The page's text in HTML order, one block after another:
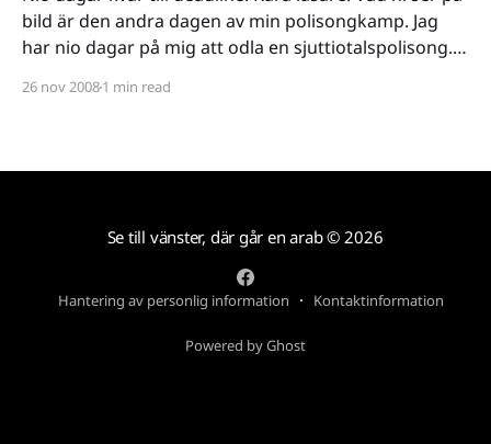
bild är den andra dagen av min polisongkamp. Jag
har nio dagar på mig att odla en sjuttiotalspolisong.
behöver jag din hjälp. Senast den 5:e december
26 nov 20081 min read
Se till vänster, där går en arab© 2026
Hantering av personlig information Kontaktinformation
Powered by Ghost